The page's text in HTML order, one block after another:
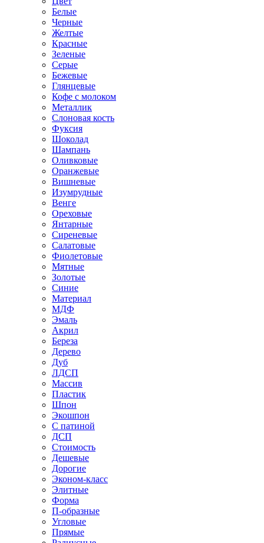
Белые
Черные
Желтые
Красные
Зеленые
Серые
Бежевые
Глянцевые
Кофе с молоком
Металлик
Слоновая кость
Фуксия
Шоколад
Шампань
Оливковые
Оранжевые
Вишневые
Изумрудные
Венге
Ореховые
Янтарные
Сиреневые
Салатовые
Фиолетовые
Мятные
Золотые
Синие
Материал
МДФ
Эмаль
Акрил
Береза
Дерево
Дуб
ЛДСП
Массив
Пластик
Шпон
Экошпон
С патиной
ДСП
Стоимость
Дешевые
Дорогие
Эконом-класс
Элитные
Форма
П-образные
Угловые
Прямые